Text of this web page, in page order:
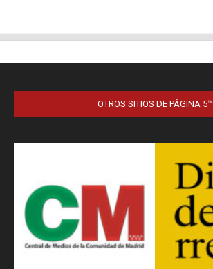
OTROS SITIOS DE PÁGINA 5™